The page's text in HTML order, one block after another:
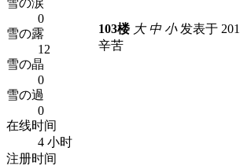
0
雪の露
12
雪の晶
0
雪の過
0
在线时间
4 小时
注册时间
103楼 大 中 小发表于
辛苦